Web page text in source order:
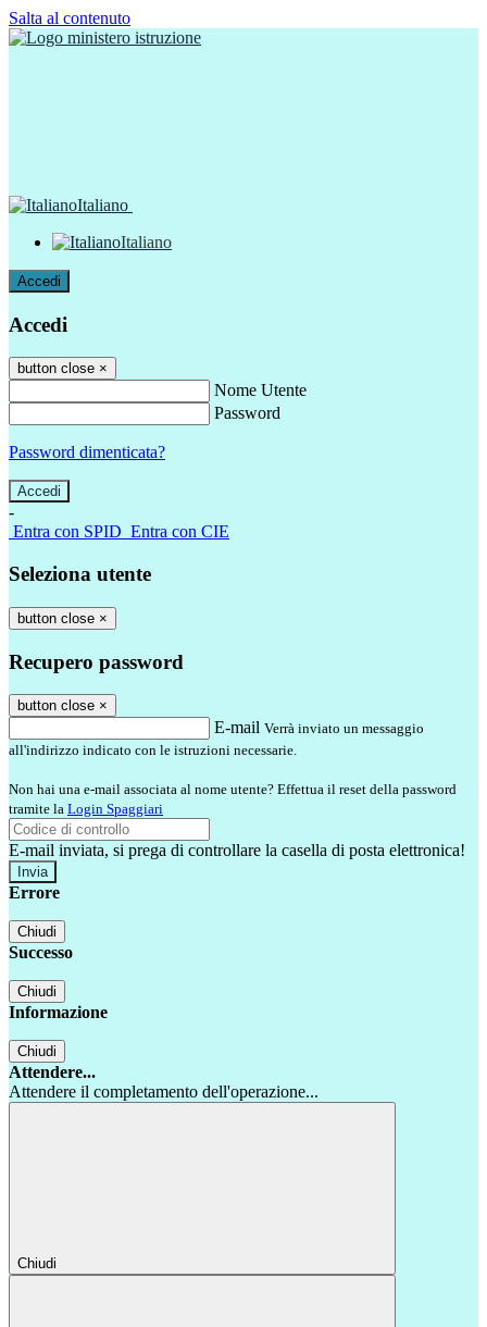
Salta al contenuto
Italiano
Italiano
Accedi
Accedi
button close ×
Nome Utente
Password
Password dimenticata?
-
Entra con SPID Entra con CIE
Seleziona utente
button close ×
Recupero password
button close ×
E-mail Verrà inviato un messaggio
all'indirizzo indicato con le istruzioni necessarie.
Non hai una e-mail associata al nome utente? Effettua il reset della password
tramite la Login Spaggiari
E-mail inviata, si prega di controllare la casella di posta elettronica!
Errore
Chiudi
Successo
Chiudi
Informazione
Chiudi
Attendere...
Attendere il completamento dell'operazione...
Chiudi